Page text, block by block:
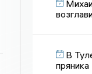
В
пряника